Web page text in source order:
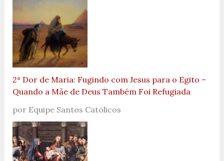
2ª Dor de Maria: Fugindo com Jesus para o Egito –
Quando a Mãe de Deus Também Foi Refugiada
por Equipe Santos Católicos